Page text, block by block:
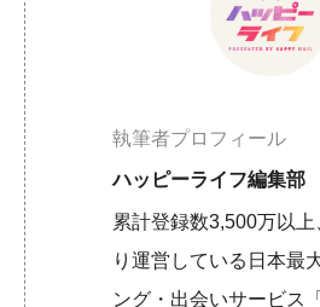
執筆者プロフィール
ハッピーライフ編集部
累計登録数3,500万以上
り運営している日本最
ング・出会いサービス